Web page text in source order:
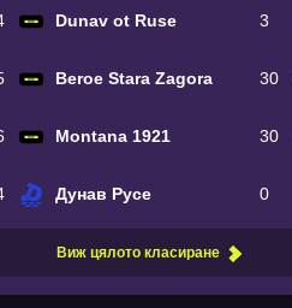
Dunav ot Ruse 3
Beroe Stara Zagora 30
Montana 1921 30
Дунав Русе 0
Виж цялото класиране